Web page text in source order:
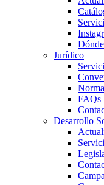
Jurídico
FAQs
Desarrollo